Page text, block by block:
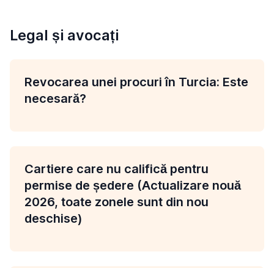
Legal și avocați
Revocarea unei procuri în Turcia: Este
necesară?
Cartiere care nu califică pentru
permise de ședere (Actualizare nouă
2026, toate zonele sunt din nou
deschise)